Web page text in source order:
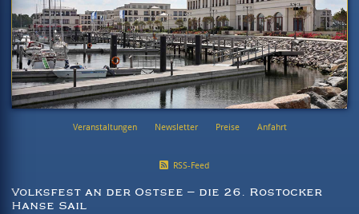
Veranstaltungen Newsletter Preise Anfahrt
RSS-Feed
Volksfest an der Ostsee – die 26. Rostocker
Hanse Sail